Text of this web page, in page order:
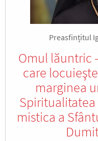
Preasfințitul
Omul lăuntric
care
marginea
mistica a